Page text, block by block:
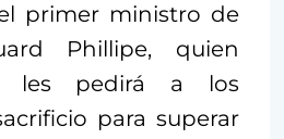
primer ministro de
Phillipe, quien
les pedirá a los
para superar